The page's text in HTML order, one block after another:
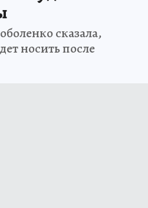
сказала,
носить после